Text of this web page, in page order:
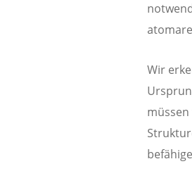
Wir